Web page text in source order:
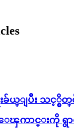
ခ်ယ္ျပီး သင့္စိတ္
ကာင္းကို ရွာေ